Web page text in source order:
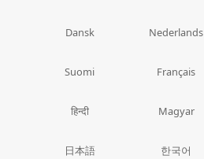
Dansk Nederlands
Suomi Français
हिन्दी Magyar
日本語 한국어